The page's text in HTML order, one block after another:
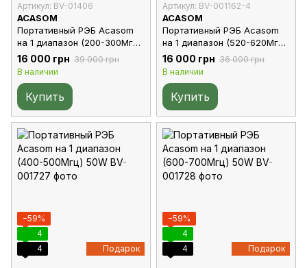
Артикул: BV-01406
ACASOM
Портативный РЭБ Acasom
на 1 диапазон (200-300Мгц)
50W
16 000 грн 39 000 грн
В наличии
Купить
Артикул: BV-001162-4
ACASOM
Портативный РЭБ Acasom
на 1 диапазон (520-620Мгц)
50W
16 000 грн 36 000 грн
В наличии
Купить
Подарок
−59%
4
4
Подарок
−59%
4
4